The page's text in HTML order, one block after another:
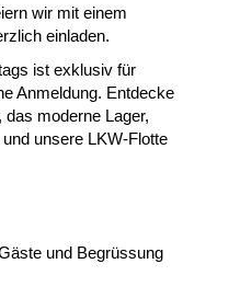
wir mit einem
einladen.
ist exklusiv für
Anmeldung. Entdecke
moderne Lager,
unsere LKW-Flotte
und Begrüssung